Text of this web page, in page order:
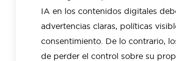
IA en los contenidos digitales
advertencias claras, políticas
consentimiento. De lo contrario,
de perder el control sobre su